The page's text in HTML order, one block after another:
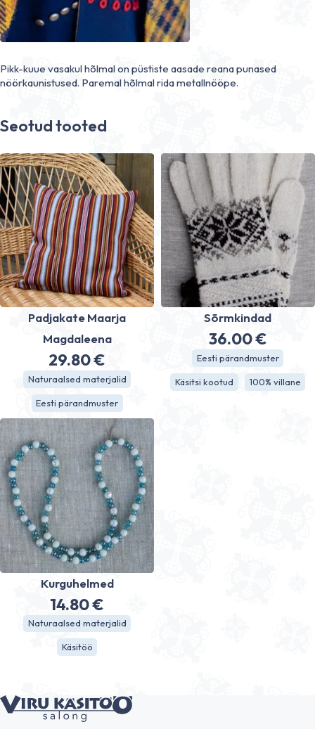
Pikk-kuue vasakul hõlmal on püstiste aasade reana punased
nöörkaunistused. Paremal hõlmal rida metallnööpe.
Seotud tooted
Padjakate Maarja
Magdaleena
29.80€
Naturaalsed materjalid
Eesti pärandmuster
Sõrmkindad
36.00€
Eesti pärandmuster
Käsitsi kootud 100% villane
Kurguhelmed
14.80€
Naturaalsed materjalid
Käsitöö